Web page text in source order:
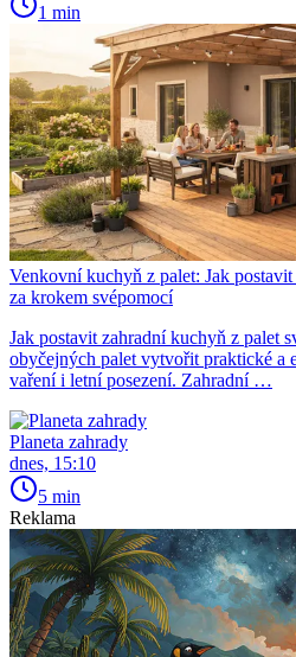
1 min
Venkovní kuchyň z palet: Jak
za krokem svépomocí
Jak postavit zahradní kuchyň z palet
obyčejných palet vytvořit praktické a
vaření i letní posezení. Zahradní …
Planeta zahrady
dnes, 15:10
5 min
Reklama